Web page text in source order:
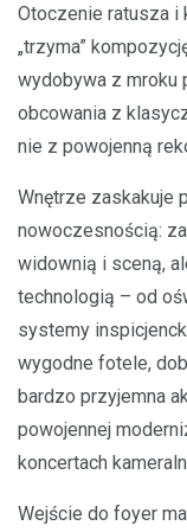
Otoczenie ratusza i
„trzyma”
wydobywa z mroku
obcowania z
nie z powojenną
Wnętrze zaskakuje
nowoczesnością:
widownią i sceną,
technologią – od
systemy
wygodne fotele,
bardzo przyjemna
powojennej
koncertach
Wejście do foyer